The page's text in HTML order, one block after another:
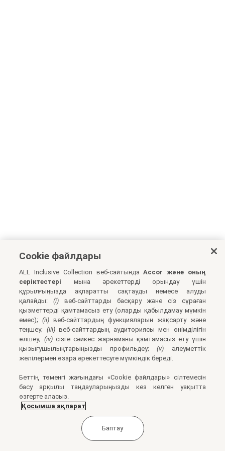
Cookie файлдары
ALL Inclusive Collection веб-сайтындаAccor және оның
серіктестері мына әрекеттерді орындау үшін
құрылғыңызда ақпаратты сақтауды немесе алуды
қалайды:(i) веб-сайттарды басқару және сіз сұраған
қызметтерді қамтамасыз ету (оларды қабылдамау мүмкін
емес);(ii) веб-сайттардың функцияларын жақсарту және
теңшеу; (iii)веб-сайттардың аудиториясы мен өнімділігін
өлшеу; (iv)сізге сәйкес жарнаманы қамтамасыз ету үшін
қызығушылықтарыңызды профильдеу;(v) әлеуметтік
желілермен өзара әрекеттесуге мүмкіндік береді.
Беттің төменгі жағындағы «Cookie файлдары» сілтемесін
басу арқылы таңдауларыңызды кез келген уақытта
өзгерте аласыз.
Қосымша ақпарат
Баптау